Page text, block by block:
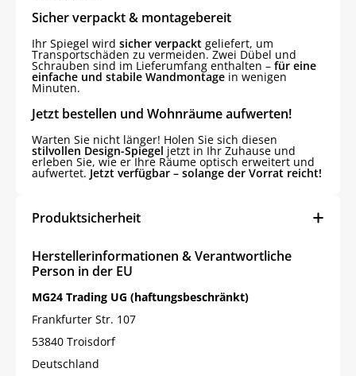
Sicher verpackt & montagebereit
Ihr Spiegel wird sicher verpackt geliefert, um
Transportschäden zu vermeiden. Zwei Dübel und
Schrauben sind im Lieferumfang enthalten – für eine
einfache und stabile Wandmontage in wenigen
Minuten.
Jetzt bestellen und Wohnräume aufwerten!
Warten Sie nicht länger! Holen Sie sich diesen
stilvollen Design-Spiegel jetzt in Ihr Zuhause und
erleben Sie, wie er Ihre Räume optisch erweitert und
aufwertet. Jetzt verfügbar – solange der Vorrat reicht!
Produktsicherheit
Herstellerinformationen & Verantwortliche
Person in der EU
MG24 Trading UG (haftungsbeschränkt)
Frankfurter Str. 107
53840 Troisdorf
Deutschland